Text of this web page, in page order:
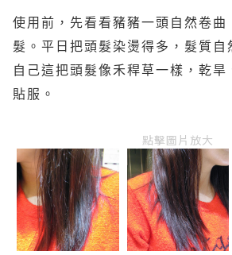
使用前，先看看豬豬一頭自然卷曲
髮。平日把頭髮染燙得多，髮質自
自己這把頭髮像禾稈草一樣，乾旱
貼服。
點擊圖片放大